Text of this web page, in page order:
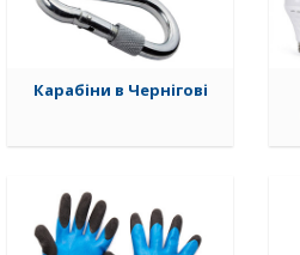
Карабіни в Чернігові